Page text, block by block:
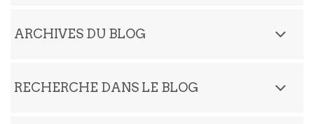
ARCHIVES DU BLOG
RECHERCHE DANS LE BLOG